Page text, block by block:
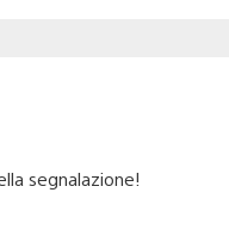
segnalazione!